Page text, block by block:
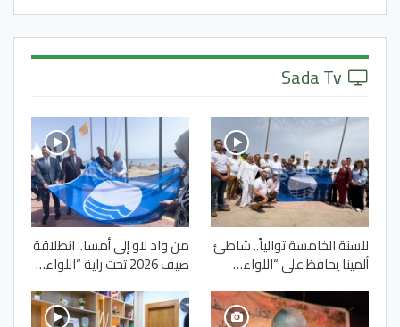
للسنة الخامسة توالياً.. شاطئ
ألمينا يحافظ على “اللواء…
من واد لاو إلى أمسا.. انطلاقة
صيف 2026 تحت راية “اللواء…